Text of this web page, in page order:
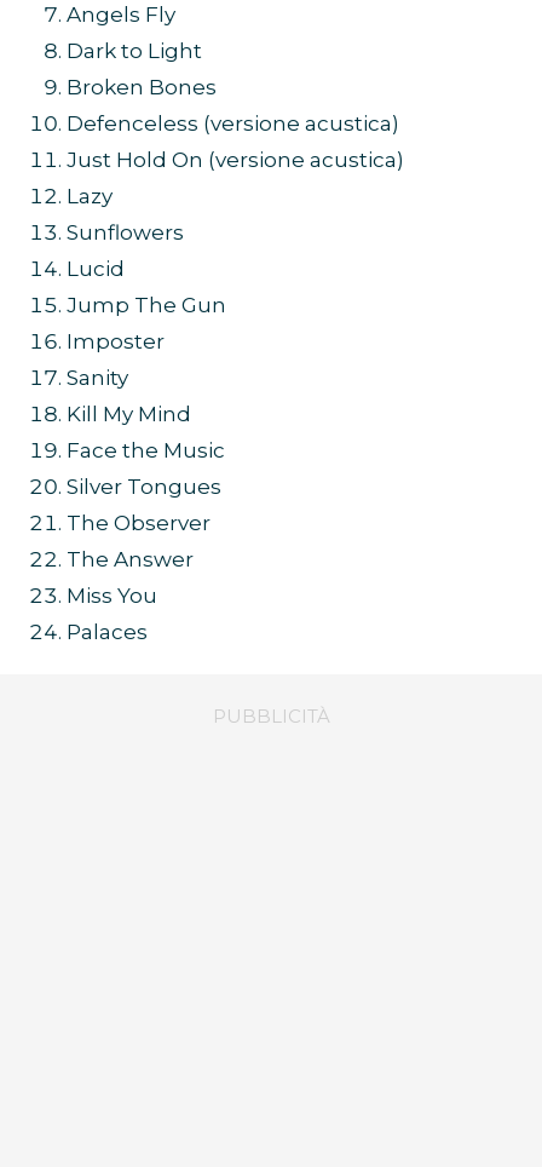
Angels Fly
Dark to Light
Broken Bones
Defenceless (versione acustica)
Just Hold On (versione acustica)
Lazy
Sunflowers
Lucid
Jump The Gun
Imposter
Sanity
Kill My Mind
Face the Music
Silver Tongues
The Observer
The Answer
Miss You
Palaces